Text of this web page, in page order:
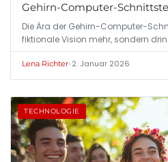
Gehirn-Computer-
Die Ära der Gehirn-Computer-
fiktionale Vision mehr, sondern
Lena Richter•2. Januar 2026
TECHNOLOGIE